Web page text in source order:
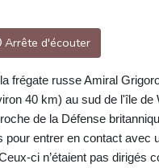
Arrête d'écouter
frégate russe Amiral
40 km) au sud de l'île
de la Défense
pour entrer en contact avec
ci n’étaient pas dirigés